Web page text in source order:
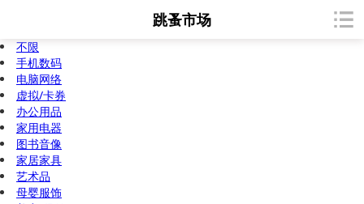
跳蚤市场
不限
手机数码
电脑网络
虚拟/卡券
办公用品
家用电器
图书音像
家居家具
艺术品
母婴服饰